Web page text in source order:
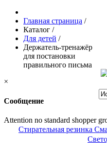
Главная страница /
Каталог /
Для детей /
Держатель-тренажёр
для постановки
правильного письма
×
Сообщение
Attention no standard shopper
Стирательная резинка